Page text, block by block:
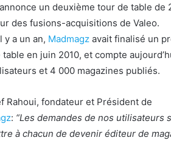
un deuxième tour de table de
des fusions-acquisitions de Valeo.
y a un an, Madmagz avait finalisé un
en juin 2010, et compte
et 4 000 magazines publiés.
Rahoui, fondateur et Président de
: “Les demandes de nos utilisateurs
à chacun de devenir éditeur de